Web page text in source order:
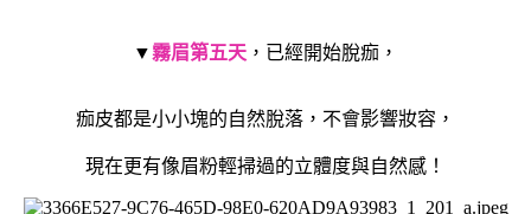
▼霧眉第五天 ，已經開始脫痂，
痂皮都是小小塊的自然脫落，不會影響妝容，
現在更有像眉粉輕掃過的立體度與自然感！